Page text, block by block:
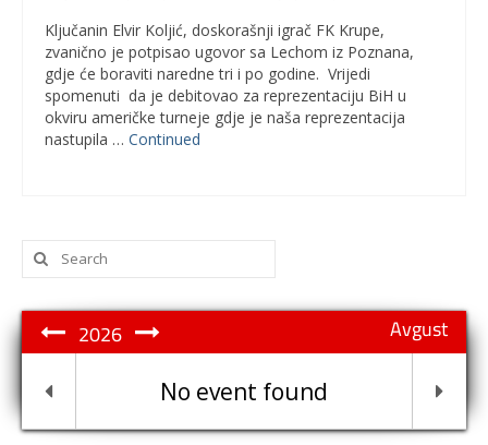
Ključanin Elvir Koljić, doskorašnji igrač FK Krupe,
zvanično je potpisao ugovor sa Lechom iz Poznana,
gdje će boraviti naredne tri i po godine. Vrijedi
spomenuti da je debitovao za reprezentaciju BiH u
okviru američke turneje gdje je naša reprezentacija
nastupila … Continued
Search
for:
Avgust
2026
No event found